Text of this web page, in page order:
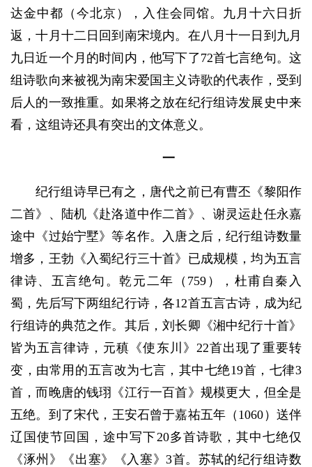
达金中都（今北京），入住会同馆。九月十六日折
返，十月十二日回到南宋境内。在八月十一日到九月
九日近一个月的时间内，他写下了72首七言绝句。这
组诗歌向来被视为南宋爱国主义诗歌的代表作，受到
后人的一致推重。如果将之放在纪行组诗发展史中来
看，这组诗还具有突出的文体意义。
一
纪行组诗早已有之，唐代之前已有曹丕《黎阳作
二首》、陆机《赴洛道中作二首》、谢灵运赴任永嘉
途中《过始宁墅》等名作。入唐之后，纪行组诗数量
增多，王勃《入蜀纪行三十首》已成规模，均为五言
律诗、五言绝句。乾元二年（759），杜甫自秦入
蜀，先后写下两组纪行诗，各12首五言古诗，成为纪
行组诗的典范之作。其后，刘长卿《湘中纪行十首》
皆为五言律诗，元稹《使东川》22首出现了重要转
变，由常用的五言改为七言，其中七绝19首，七律3
首，而晚唐的钱珝《江行一百首》规模更大，但全是
五绝。到了宋代，王安石曾于嘉祐五年（1060）送伴
辽国使节回国，途中写下20多首诗歌，其中七绝仅
《涿州》《出塞》《入塞》3首。苏轼的纪行组诗数